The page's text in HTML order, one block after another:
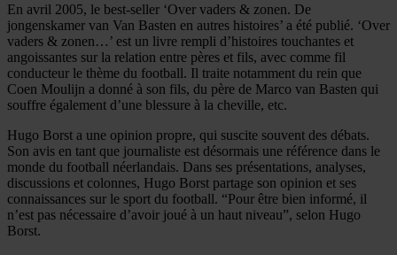
En avril 2005, le best-seller ‘Over vaders & zonen. De
jongenskamer van Van Basten en autres histoires’ a été publié. ‘Over
vaders & zonen…’ est un livre rempli d’histoires touchantes et
angoissantes sur la relation entre pères et fils, avec comme fil
conducteur le thème du football. Il traite notamment du rein que
Coen Moulijn a donné à son fils, du père de Marco van Basten qui
souffre également d’une blessure à la cheville, etc.
Hugo Borst a une opinion propre, qui suscite souvent des débats.
Son avis en tant que journaliste est désormais une référence dans le
monde du football néerlandais. Dans ses présentations, analyses,
discussions et colonnes, Hugo Borst partage son opinion et ses
connaissances sur le sport du football. “Pour être bien informé, il
n’est pas nécessaire d’avoir joué à un haut niveau”, selon Hugo
Borst.